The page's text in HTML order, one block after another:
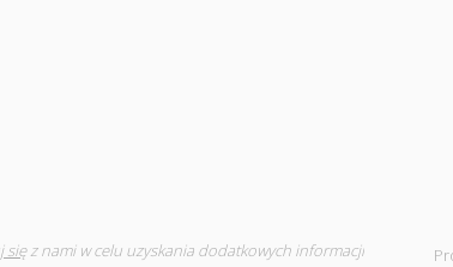
sięz nami w celu uzyskania dodatkowych informacji